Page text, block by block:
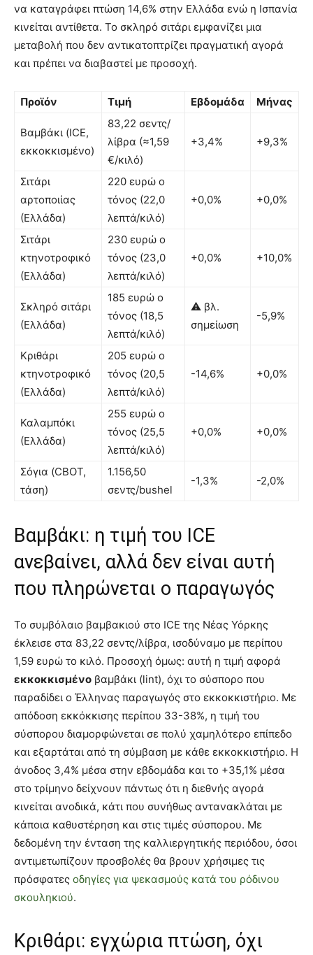
να καταγράφει πτώση 14,6% στην Ελλάδα ενώ η Ισπανία
κινείται αντίθετα. Το σκληρό σιτάρι εμφανίζει μια
μεταβολή που δεν αντικατοπτρίζει πραγματική αγορά
και πρέπει να διαβαστεί με προσοχή.
Προϊόν Τιμή Εβδομάδα Μήνας
Βαμβάκι (ICE,
εκκοκκισμένο)
83,22 σεντς/
λίβρα (≈1,59
€/κιλό)
+3,4% +9,3%
Σιτάρι
αρτοποιίας
(Ελλάδα)
220 ευρώ ο
τόνος (22,0
λεπτά/κιλό)
+0,0% +0,0%
Σιτάρι
κτηνοτροφικό
(Ελλάδα)
230 ευρώ ο
τόνος (23,0
λεπτά/κιλό)
+0,0% +10,0%
Σκληρό σιτάρι
(Ελλάδα)
185 ευρώ ο
τόνος (18,5
λεπτά/κιλό)
⚠ βλ.
σημείωση
-5,9%
Κριθάρι
κτηνοτροφικό
(Ελλάδα)
205 ευρώ ο
τόνος (20,5
λεπτά/κιλό)
-14,6% +0,0%
Καλαμπόκι
(Ελλάδα)
255 ευρώ ο
τόνος (25,5
λεπτά/κιλό)
+0,0% +0,0%
Σόγια (CBOT,
τάση)
1.156,50
σεντς/bushel
-1,3% -2,0%
Βαμβάκι: η τιμή του ICE
ανεβαίνει, αλλά δεν είναι αυτή
που πληρώνεται ο παραγωγός
Το συμβόλαιο βαμβακιού στο ICE της Νέας Υόρκης
έκλεισε στα 83,22 σεντς/λίβρα, ισοδύναμο με περίπου
1,59 ευρώ το κιλό. Προσοχή όμως: αυτή η τιμή αφορά
εκκοκκισμένο βαμβάκι (lint), όχι το σύσπορο που
παραδίδει ο Έλληνας παραγωγός στο εκκοκκιστήριο. Με
απόδοση εκκόκκισης περίπου 33-38%, η τιμή του
σύσπορου διαμορφώνεται σε πολύ χαμηλότερο επίπεδο
και εξαρτάται από τη σύμβαση με κάθε εκκοκκιστήριο. Η
άνοδος 3,4% μέσα στην εβδομάδα και το +35,1% μέσα
στο τρίμηνο δείχνουν πάντως ότι η διεθνής αγορά
κινείται ανοδικά, κάτι που συνήθως αντανακλάται με
κάποια καθυστέρηση και στις τιμές σύσπορου. Με
δεδομένη την ένταση της καλλιεργητικής περιόδου, όσοι
αντιμετωπίζουν προσβολές θα βρουν χρήσιμες τις
πρόσφατες οδηγίες για ψεκασμούς κατά του ρόδινου
σκουληκιού.
Κριθάρι: εγχώρια πτώση, όχι